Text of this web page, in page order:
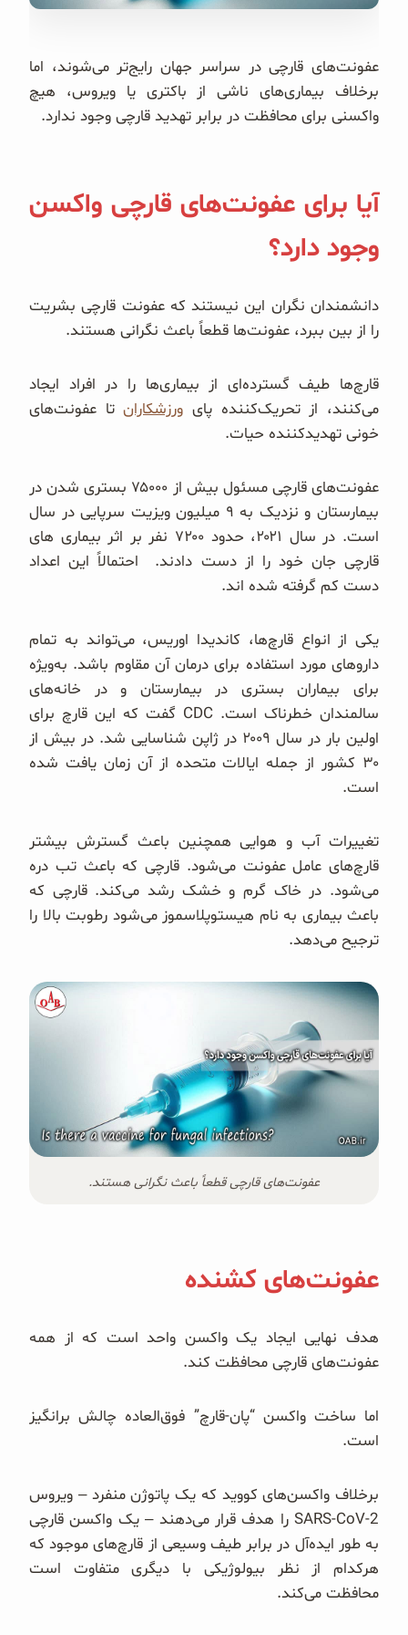
غلات و دانه‌های سالم
صبحانه و میان وعده
سبوس و جوانه‌ها
کتاب‌های OAB
وبلاگ
عفونت‌های قارچی در سراسر جهان رایج‌تر می‌شوند، اما
برخلاف بیماری‌های ناشی از باکتری یا ویروس، هیچ
واکسنی برای محافظت در برابر تهدید قارچی وجود ندارد.
آیا برای عفونت‌های قارچی واکسن
وجود دارد؟
دانشمندان نگران این نیستند که عفونت قارچی بشریت
را از بین ببرد، عفونت‌ها قطعاً باعث نگرانی هستند.
قارچ‌ها طیف گسترده‌ای از بیماری‌ها را در افراد ایجاد
می‌کنند، از تحریک‌کننده پای ورزشکارانتا عفونت‌های
خونی تهدیدکننده حیات.
عفونت‌های قارچی مسئول بیش از ۷۵۰۰۰ بستری شدن در
بیمارستان و نزدیک به ۹ میلیون ویزیت سرپایی در سال
است. در سال ۲۰۲۱، حدود ۷۲۰۰ نفر بر اثر بیماری های
قارچی جان خود را از دست دادند. احتمالاً این اعداد
دست کم گرفته شده اند.
یکی از انواع قارچ‌ها، کاندیدا اوریس، می‌تواند به تمام
داروهای مورد استفاده برای درمان آن مقاوم باشد. به‌ویژه
برای بیماران بستری در بیمارستان و در خانه‌های
سالمندان خطرناک است. CDC گفت که این قارچ برای
اولین بار در سال ۲۰۰۹ در ژاپن شناسایی شد. در بیش از
۳۰ کشور از جمله ایالات متحده از آن زمان یافت شده
است.
تغییرات آب و هوایی همچنین باعث گسترش بیشتر
قارچ‌های عامل عفونت می‌شود. قارچی که باعث تب دره
می‌شود. در خاک گرم و خشک رشد می‌کند. قارچی که
باعث بیماری به نام هیستوپلاسموز می‌شود رطوبت بالا را
ترجیح می‌دهد.
عفونت‌های قارچی قطعاً باعث نگرانی هستند.
عفونت‌های کشنده
هدف نهایی ایجاد یک واکسن واحد است که از همه
عفونت‌های قارچی محافظت کند.
اما ساخت واکسن “پان-قارچ” فوق‌العاده چالش برانگیز
است.
برخلاف واکسن‌های کووید که یک پاتوژن منفرد – ویروس
SARS-CoV-2 را هدف قرار می‌دهند – یک واکسن قارچی
به طور ایده‌آل در برابر طیف وسیعی از قارچ‌های موجود که
هرکدام از نظر بیولوژیکی با دیگری متفاوت است
محافظت می‌کند.